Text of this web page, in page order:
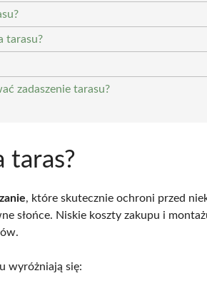
tarasu?
zadaszenie tarasu?
taras?
, które skutecznie ochroni przed
słońce. Niskie koszty zakupu i
wyróżniają się: